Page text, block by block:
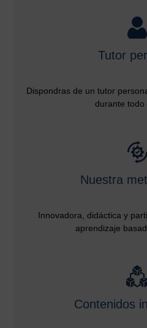
Tutor
Dispondras de un tutor
durante todo
Nuestra
Innovadora, didáctica y
aprendizaje
Contenidos